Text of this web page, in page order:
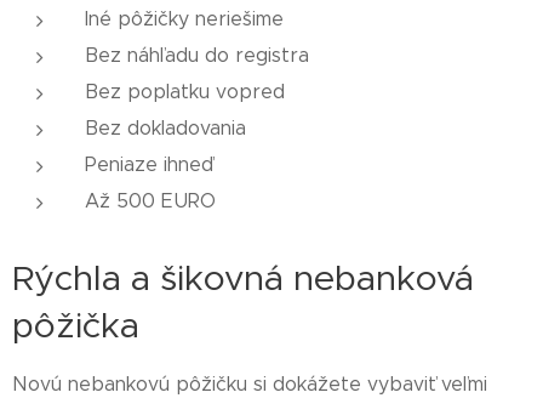
Iné pôžičky neriešime
Bez náhľadu do registra
Bez poplatku vopred
Bez dokladovania
Peniaze ihneď
Až 500 EURO
Rýchla a šikovná nebanková
pôžička
Novú nebankovú pôžičku si dokážete vybaviť veľmi